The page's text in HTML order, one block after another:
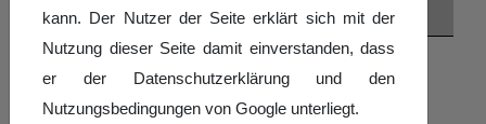
kann. Der Nutzer der Seite erklärt sich mit der
Nutzung dieser Seite damit einverstanden, dass
er der Datenschutzerklärung und den
Nutzungsbedingungen von Google unterliegt.